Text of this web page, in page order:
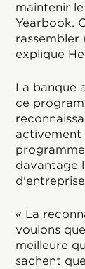
maintenir
Yearbook.
rassembler
explique
La banque
ce
activement
davantage
« La
voulons
meilleure
sachent